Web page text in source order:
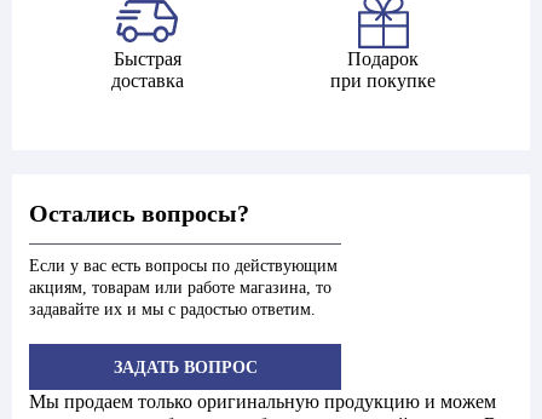
Быстрая
доставка
Подарок
при покупке
Остались вопросы?
Если у вас есть вопросы по действующим
акциям, товарам или работе магазина, то
задавайте их и мы с радостью ответим.
ЗАДАТЬ ВОПРОС
Мы продаем только оригинальную продукцию и можем